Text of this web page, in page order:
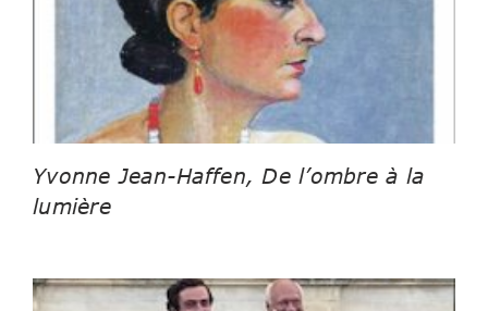
Yvonne Jean-Haffen, De l’ombre à la
lumière